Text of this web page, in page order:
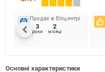
Продає в Епіцентрі
3
роки
2
місяці
Основні характеристики